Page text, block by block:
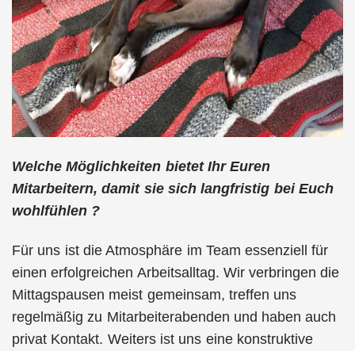
Welche Möglichkeiten bietet Ihr Euren
Mitarbeitern, damit sie sich langfristig bei Euch
wohlfühlen ?
Für uns ist die Atmosphäre im Team essenziell für
einen erfolgreichen Arbeitsalltag. Wir verbringen die
Mittagspausen meist gemeinsam, treffen uns
regelmäßig zu Mitarbeiterabenden und haben auch
privat Kontakt. Weiters ist uns eine konstruktive